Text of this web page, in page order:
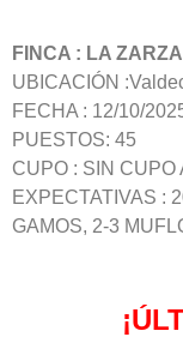
FINCA : LA ZARZA
UBICACIÓN
FECHA : 12/10/
PUESTOS: 45
CUPO : SIN CUPO
EXPECTATIVAS :
GAMOS, 2-3